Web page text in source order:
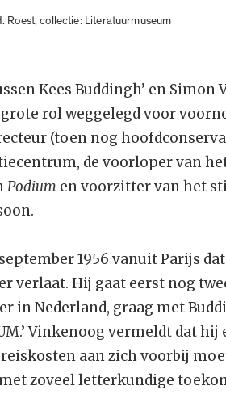
Roest, collectie: Literatuurmuseum
Kees Buddingh’ en Simon
grote rol weggelegd voor
(toen nog
de voorloper van
Podium en voorzitter van het
1956 vanuit Parijs
verlaat. Hij gaat eerst nog
in Nederland, graag met
Vinkenoog vermeldt dat
aan zich voorbij
zoveel letterkundige